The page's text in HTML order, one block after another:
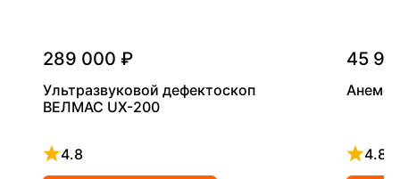
289 000 ₽
Ультразвуковой дефектоскоп
ВЕЛМАС UX-200
4.8
Рейтинг 4.8 из 5
45
4.8